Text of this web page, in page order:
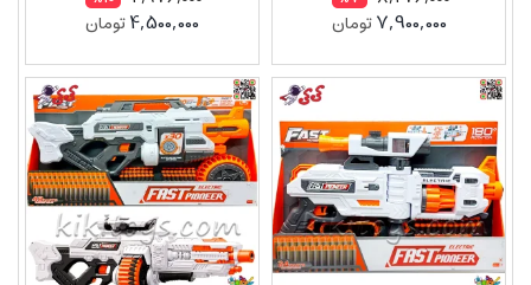
7,900,000تومان 4,500,000تومان